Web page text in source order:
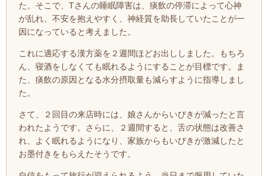
た。そこで、Tさんの睡眠障害は、痰飲の停滞によって心神
が乱れ、不安を抱えやすく、神経質を助長していたことが一
因になっていると考えました。
これに適応する漢方薬を２週間ほどお出ししました。もちろ
ん、寝酒をしなくても眠れるようにすることが目標です。ま
た、痰飲の原因となる水分摂取量も減らすように指導しまし
た。
さて、２回目の来店時には、娘さんからいびきが減ったと言
われたようです。さらに、２週間すると、舌の状態は改善さ
れ、よく眠れるようになり、家族からもいびきが激減したと
お墨付きをもらえたそうです。